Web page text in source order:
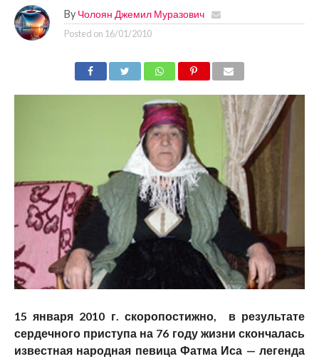
By Чолоян Джемил Муразович
Posted on 16/01/2010
15 января 2010 г. скоропостижно, в результате
сердечного приступа на 76 году жизни скончалась
известная народная певица Фатма Иса — легенда